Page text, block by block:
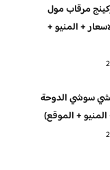
مرقاب مول
+ المنيو +
سوشي الدوحة
المنيو + الموقع)